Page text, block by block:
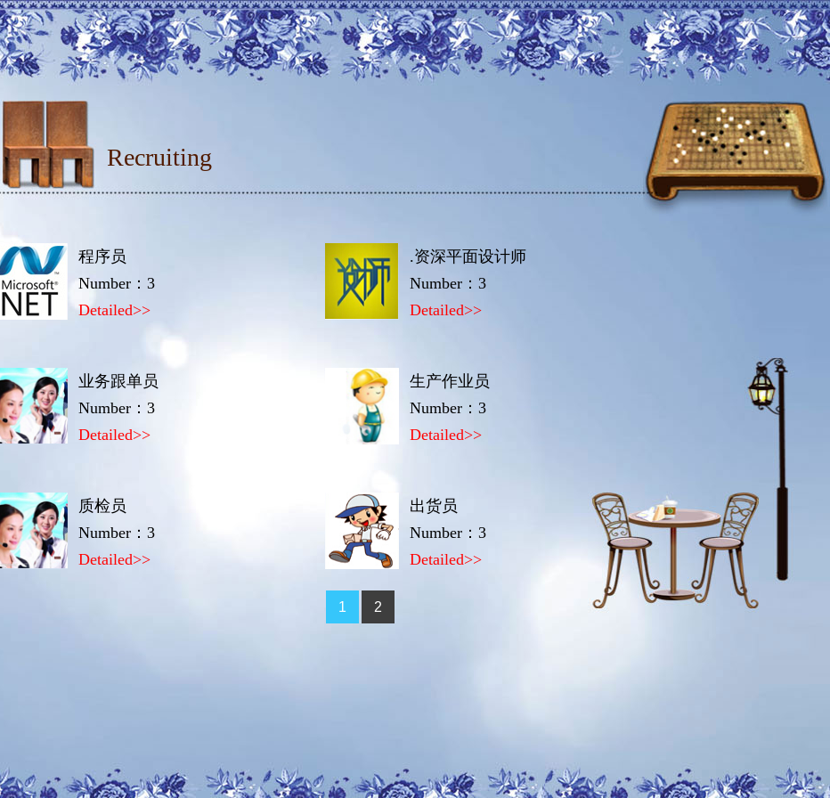
Recruiting
程序员
Number：3
Detailed>>
.资深平面设计师
Number：3
Detailed>>
业务跟单员
Number：3
Detailed>>
生产作业员
Number：3
Detailed>>
质检员
Number：3
Detailed>>
出货员
Number：3
Detailed>>
1 2